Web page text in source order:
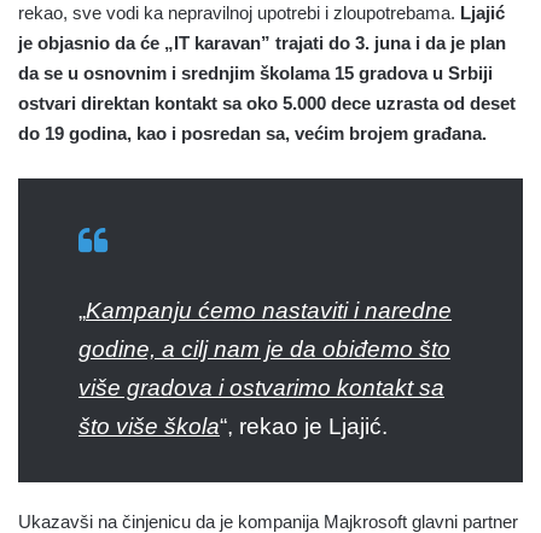
rekao, sve vodi ka nepravilnoj upotrebi i zloupotrebama. Ljajić
je objasnio da će „IT karavan” trajati do 3. juna i da je plan
da se u osnovnim i srednjim školama 15 gradova u Srbiji
ostvari direktan kontakt sa oko 5.000 dece uzrasta od deset
do 19 godina, kao i posredan sa, većim brojem građana.
„Kampanju ćemo nastaviti i naredne
godine, a cilj nam je da obiđemo što
više gradova i ostvarimo kontakt sa
što više škola“, rekao je Ljajić.
Ukazavši na činjenicu da je kompanija Majkrosoft glavni partner